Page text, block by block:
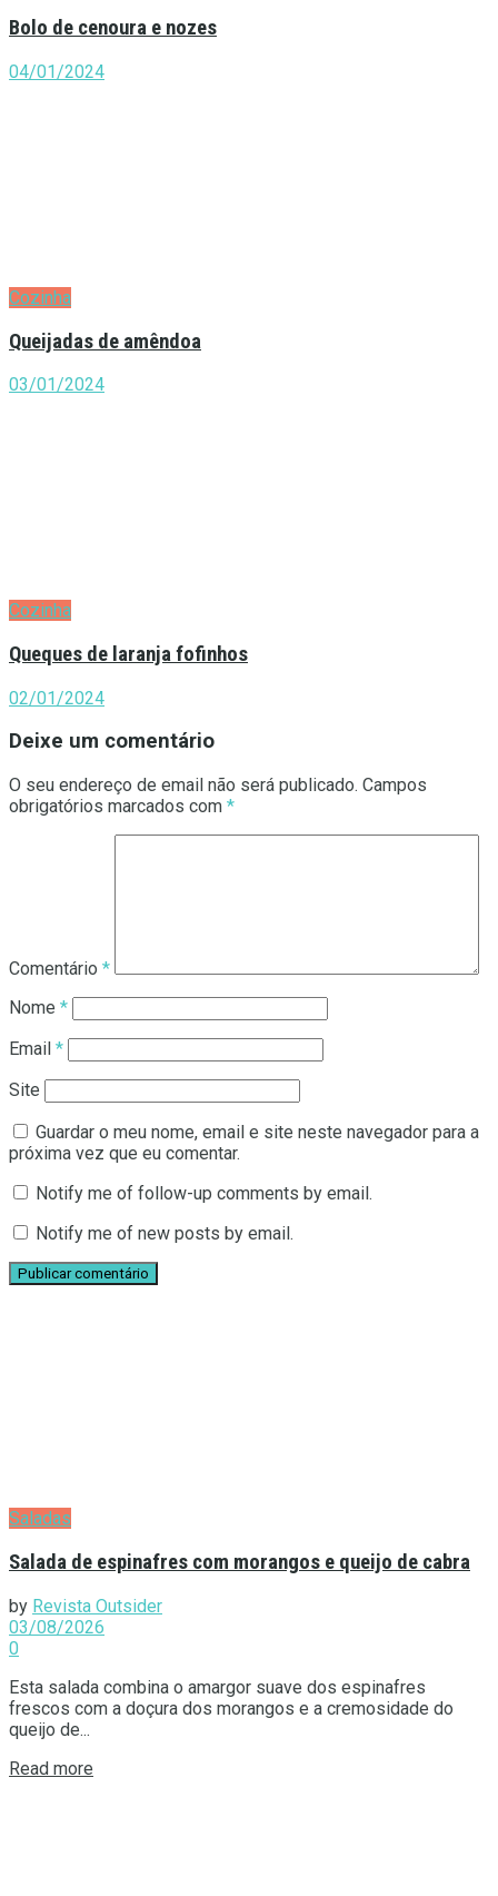
Bolo de cenoura e nozes
04/01/2024
Cozinha
Queijadas de amêndoa
03/01/2024
Cozinha
Queques de laranja fofinhos
02/01/2024
Deixe um comentário
O seu endereço de email não será publicado. Campos
obrigatórios marcados com *
Comentário *
Nome *
Email *
Site
Guardar o meu nome, email e site neste navegador para a
próxima vez que eu comentar.
Notify me of follow-up comments by email.
Notify me of new posts by email.
Saladas
Salada de espinafres com morangos e queijo de cabra
by Revista Outsider
03/08/2026
0
Esta salada combina o amargor suave dos espinafres
frescos com a doçura dos morangos e a cremosidade do
queijo de...
Read more